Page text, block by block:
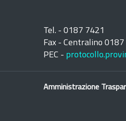
Tel. - 0187 7421
Fax - Centralino 0187
PEC -
Amministrazione